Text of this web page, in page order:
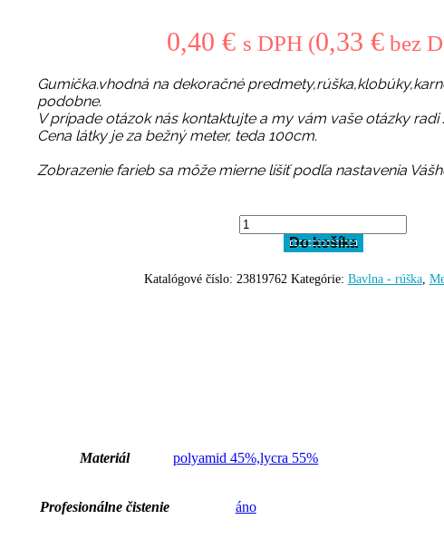
0,40€ s DPH (0,33€ bez
Gumička.vhodná na dekoračné
podobne.
V prípade otázok nás kontaktujte a my vám vaše otázky
Cena látky je za bežný meter, teda 100cm.
Zobrazenie farieb sa môže mierne líšiť podľa nastavenia
množstvo
Plochá
gumička
metráž
Do košíka
Katalógové číslo: 23819762 Kategórie: Bavlna - rúška,
Materiál polyamid 45%,lycra 55%
Profesionálne čistenie áno